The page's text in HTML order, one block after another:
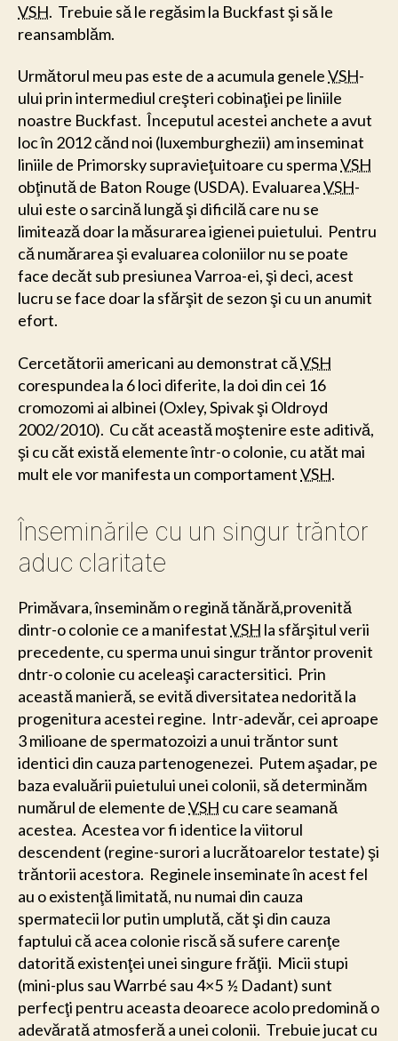
VSH. Trebuie să le regăsim la Buckfast şi să le
reansamblăm.
Următorul meu pas este de a acumula geneleVSH-
ului prin intermediul creşteri cobinaţiei pe liniile
noastre Buckfast. Începutul acestei anchete a avut
loc în 2012 cănd noi (luxemburghezii) am inseminat
liniile de Primorsky supravieţuitoare cu spermaVSH
obţinută de Baton Rouge (USDA). EvaluareaVSH-
ului este o sarcină lungă şi dificilă care nu se
limitează doar la măsurarea igienei puietului. Pentru
că numărarea şi evaluarea coloniilor nu se poate
face decăt sub presiunea Varroa-ei, şi deci, acest
lucru se face doar la sfărşit de sezon şi cu un anumit
efort.
Cercetătorii americani au demonstrat căVSH
corespundea la 6 loci diferite, la doi din cei 16
cromozomi ai albinei (Oxley, Spivak şi Oldroyd
2002/2010). Cu căt această moştenire este aditivă,
şi cu căt există elemente într-o colonie, cu atăt mai
mult ele vor manifesta un comportamentVSH.
Înseminările cu un singur trăntor
aduc claritate
Primăvara, înseminăm o regină tănără,provenită
dintr-o colonie ce a manifestatVSH la sfărşitul verii
precedente, cu sperma unui singur trăntor provenit
dntr-o colonie cu aceleaşi caractersitici. Prin
această manieră, se evită diversitatea nedorită la
progenitura acestei regine. Intr-adevăr, cei aproape
3 milioane de spermatozoizi a unui trăntor sunt
identici din cauza partenogenezei. Putem aşadar, pe
baza evaluării puietului unei colonii, să determinăm
numărul de elemente deVSH cu care seamană
acestea. Acestea vor fi identice la viitorul
descendent (regine-surori a lucrătoarelor testate) şi
trăntorii acestora. Reginele inseminate în acest fel
au o existenţă limitată, nu numai din cauza
spermatecii lor putin umplută, căt şi din cauza
faptului că acea colonie riscă să sufere carenţe
datorită existenţei unei singure frăţii. Micii stupi
(mini-plus sau Warrbé sau 4×5 ½ Dadant) sunt
perfecţi pentru aceasta deoarece acolo predomină o
adevărată atmosferă a unei colonii. Trebuie jucat cu